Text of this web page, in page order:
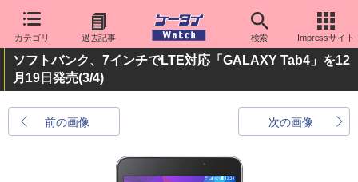
カテゴリ 過去記事 検索 Impressサイト
ソフトバンク、7インチでLTE対応「GALAXY Tab4」を12
月19日発売(3/4)
前の画像 次の画像